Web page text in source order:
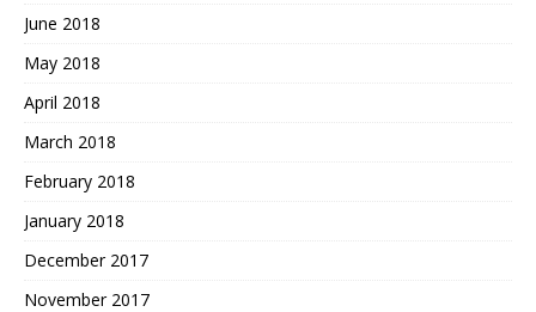
June 2018
May 2018
April 2018
March 2018
February 2018
January 2018
December 2017
November 2017